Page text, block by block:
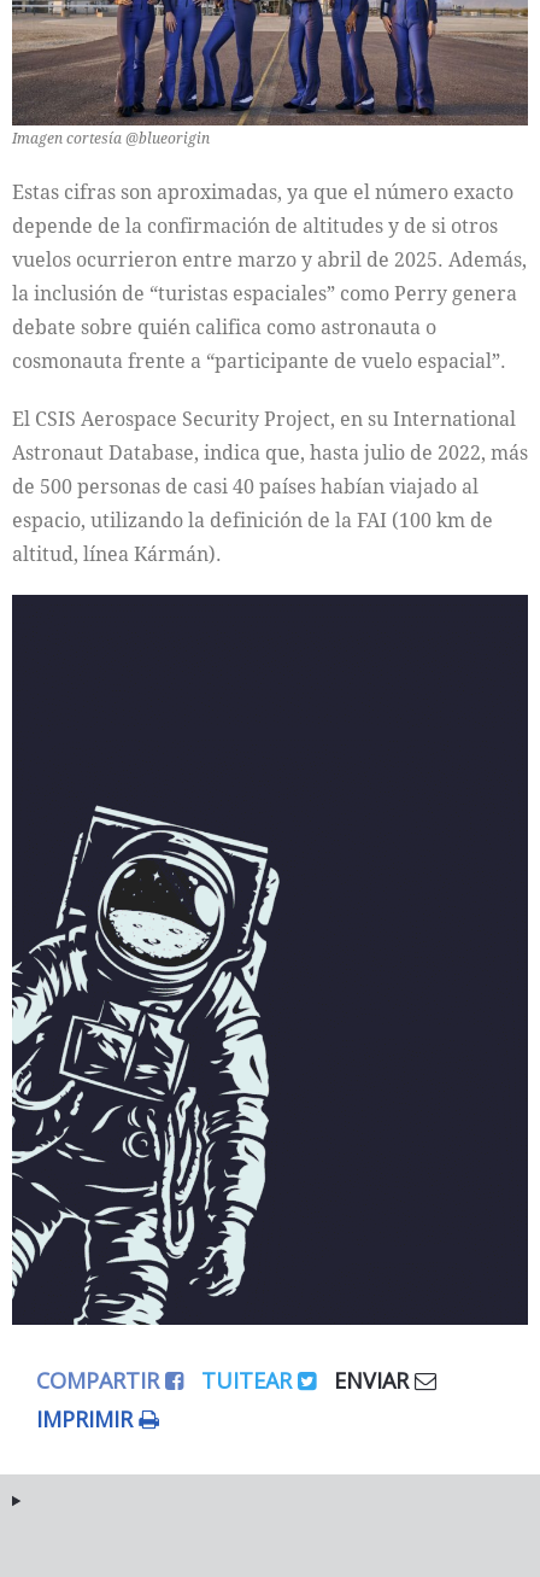
Imagen cortesía @blueorigin
Estas cifras son aproximadas, ya que el número exacto
depende de la confirmación de altitudes y de si otros
vuelos ocurrieron entre marzo y abril de 2025. Además,
la inclusión de “turistas espaciales” como Perry genera
debate sobre quién califica como astronauta o
cosmonauta frente a “participante de vuelo espacial”.
El CSIS Aerospace Security Project, en su International
Astronaut Database, indica que, hasta julio de 2022, más
de 500 personas de casi 40 países habían viajado al
espacio, utilizando la definición de la FAI (100 km de
altitud, línea Kármán).
COMPARTIR TUITEAR
ENVIAR
IMPRIMIR